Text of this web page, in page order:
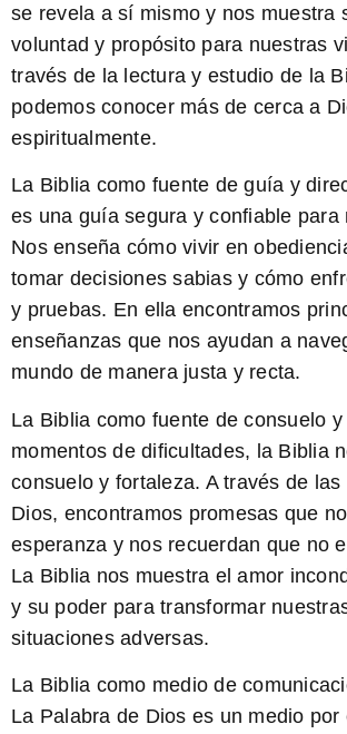
se revela a sí mismo y nos muestra
voluntad y propósito para nuestras
través de la lectura y estudio de la
podemos conocer más de cerca a
espiritualmente.
La Biblia como fuente de guía y
es una guía segura y confiable para
Nos enseña cómo vivir en
tomar decisiones sabias y cómo
y pruebas. En ella encontramos
enseñanzas que nos ayudan a
mundo de manera justa y recta.
La Biblia como fuente de consuelo
momentos de dificultades, la Biblia
consuelo y fortaleza. A través de las
Dios, encontramos promesas que
esperanza y nos recuerdan que no
La Biblia nos muestra el amor
y su poder para transformar
situaciones adversas.
La Biblia como medio de
La Palabra de Dios es un medio por